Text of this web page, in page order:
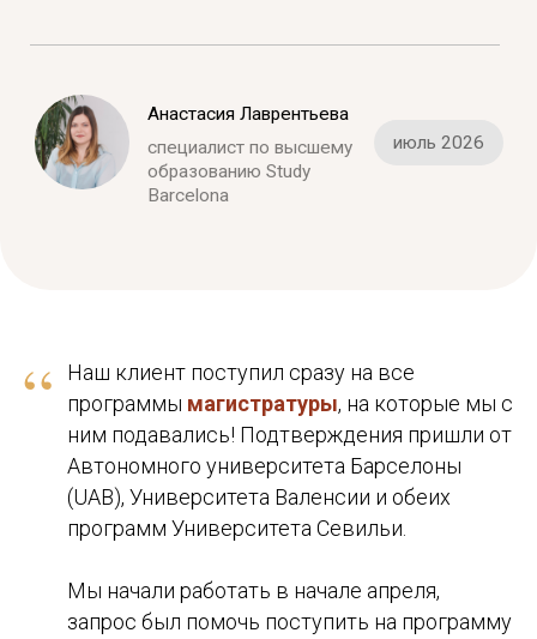
“
Наш клиент поступил сразу на все
программы магистратуры, на которые мы с
ним подавались! Подтверждения пришли от
Автономного университета Барселоны
(UAB), Университета Валенсии и обеих
программ Университета Севильи.
Мы начали работать в начале апреля,
запрос был помочь поступить на программу